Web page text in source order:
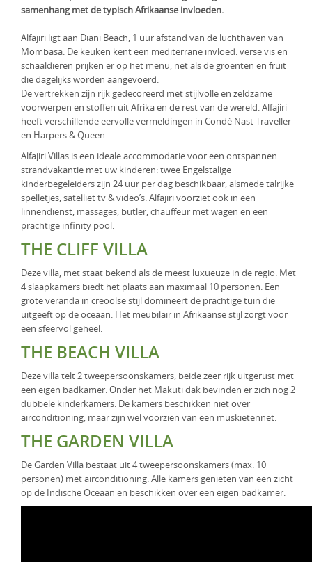
Groepsreis
Uganda
Zambia
Zimbabwe
KLM Preferred Partner
samenhang met de typisch Afrikaanse invloeden.
Alfajiri ligt aan Diani Beach, 1 uur afstand van de luchthaven van
Mombasa. De keuken kent een mediterrane invloed: verse vis en
schaaldieren prijken er op het menu, net als de groenten en fruit
die dagelijks worden aangevoerd.
De vertrekken zijn rijk gedecoreerd met stijlvolle en zeldzame
voorwerpen en stoffen uit Afrika en de rest van de wereld. Alfajiri
heeft verschillende eervolle vermeldingen in Condè Nast Traveller
en Harpers & Queen.
Alfajiri Villas is een ideale accommodatie voor een ontspannen
strandvakantie met uw kinderen: twee Engelstalige
kinderbegeleiders zijn 24 uur per dag beschikbaar, alsmede talrijke
spelletjes, satelliet tv & video’s. Alfajiri voorziet ook in een
linnendienst, massages, butler, chauffeur met wagen en een
prachtige infinity pool.
THE CLIFF VILLA
Deze villa, met staat bekend als de meest luxueuze in de regio. Met
4 slaapkamers biedt het plaats aan maximaal 10 personen. Een
grote veranda in creoolse stijl domineert de prachtige tuin die
uitgeeft op de oceaan. Het meubilair in Afrikaanse stijl zorgt voor
een sfeervol geheel.
THE BEACH VILLA
Deze villa telt 2 tweepersoonskamers, beide zeer rijk uitgerust met
een eigen badkamer. Onder het Makuti dak bevinden er zich nog 2
dubbele kinderkamers. De kamers beschikken niet over
airconditioning, maar zijn wel voorzien van een muskietennet.
THE GARDEN VILLA
De Garden Villa bestaat uit 4 tweepersoonskamers (max. 10
personen) met airconditioning. Alle kamers genieten van een zicht
op de Indische Oceaan en beschikken over een eigen badkamer.